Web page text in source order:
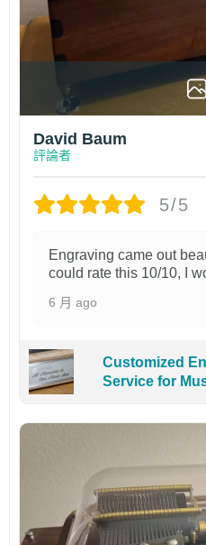
David Baum
評論者
5/5
Engraving came out
could rate this 10/10, I
6 月 ago
Customized
Service for